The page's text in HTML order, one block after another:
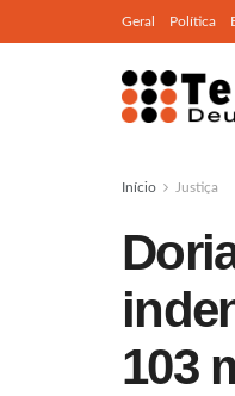
Geral Política
Início Justiça
103